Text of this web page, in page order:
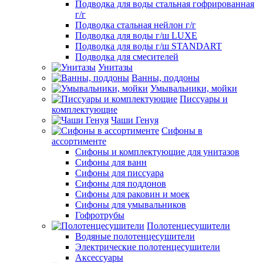
Подводка для воды стальная гофрированная
г/г
Подводка стальная нейлон г/г
Подводка для воды г/ш LUXE
Подводка для воды г/ш STANDART
Подводка для смесителей
Унитазы
Ванны, поддоны
Умывальники, мойки
Писсуары и
комплектующие
Чаши Генуя
Сифоны в
ассортименте
Сифоны и комплектующие для унитазов
Сифоны для ванн
Сифоны для писсуара
Сифоны для поддонов
Сифоны для раковин и моек
Сифоны для умывальников
Гофротрубы
Полотенцесушители
Водяные полотенцесушители
Электрические полотенцесушители
Аксессуары